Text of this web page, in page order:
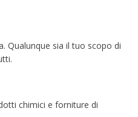
Qualunque sia il tuo scopo di
chimici e forniture di